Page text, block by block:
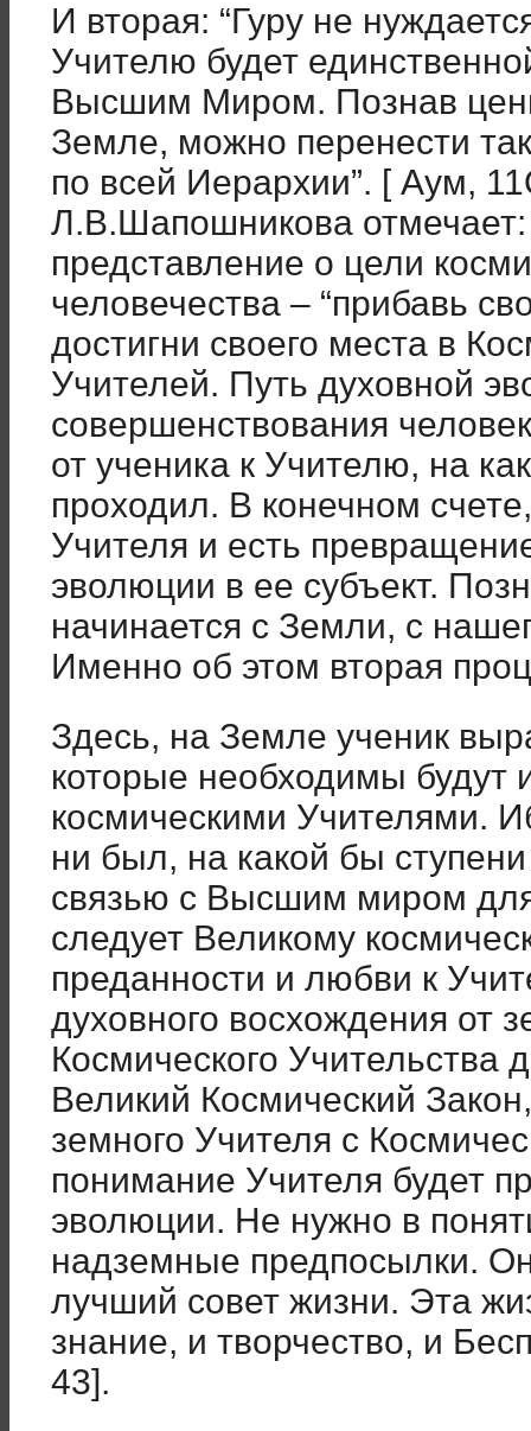
И вторая: “Гуру не
Учителю будет
Высшим Миром. Познав
Земле, можно перенести
по всей Иерархии”. [ Аум,
Л.В.Шапошникова
представление о цели
человечества – “прибавь
достигни своего места в
Учителей. Путь духовной
совершенствования
от ученика к Учителю, на
проходил. В конечном
Учителя и есть
эволюции в ее субъект.
начинается с Земли, с
Именно об этом вторая
Здесь, на Земле ученик
которые необходимы будут
космическими Учителями.
ни был, на какой бы
связью с Высшим миром
следует Великому
преданности и любви к
духовного восхождения от
Космического Учительства
Великий Космический
земного Учителя с
понимание Учителя будет
эволюции. Не нужно в
надземные предпосылки. Он
лучший совет жизни. Эта
знание, и творчество, и
43].